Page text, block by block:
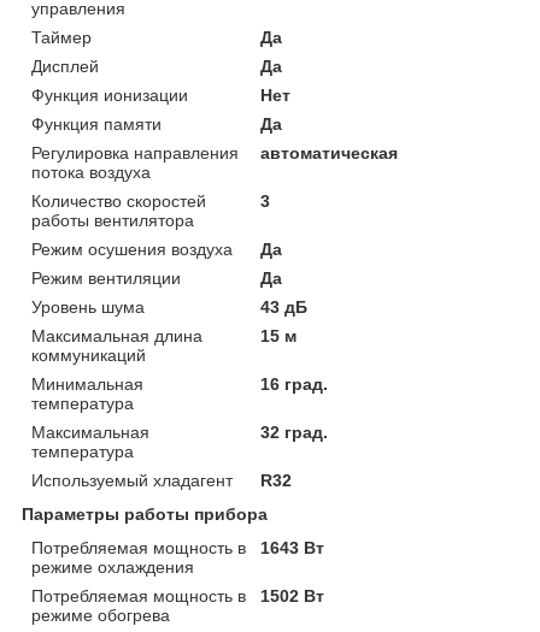
управления
Таймер
Да
Дисплей
Да
Функция ионизации
Нет
Функция памяти
Да
Регулировка направления
потока воздуха
автоматическая
Количество скоростей
работы вентилятора
3
Режим осушения воздуха
Да
Режим вентиляции
Да
Уровень шума
43 дБ
Максимальная длина
коммуникаций
15 м
Минимальная
температура
16 град.
Максимальная
температура
32 град.
Используемый хладагент
R32
Параметры работы прибора
Потребляемая мощность в
режиме охлаждения
1643 Вт
Потребляемая мощность в
режиме обогрева
1502 Вт